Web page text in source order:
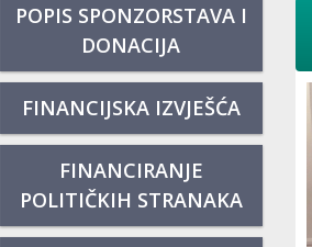
POPIS SPONZORSTAVA I
DONACIJA
FINANCIJSKA IZVJEŠĆA
FINANCIRANJE
POLITIČKIH STRANAKA